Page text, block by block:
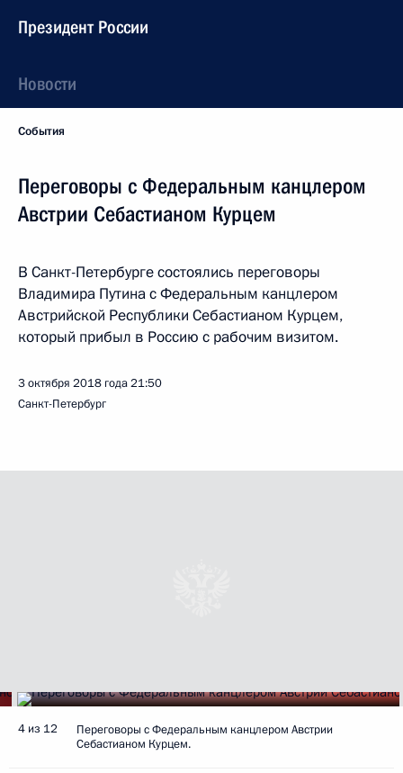
Президент России
Новости
События
Переговоры с Федеральным канцлером
Австрии Себастианом Курцем
В Санкт-Петербурге состоялись переговоры
Владимира Путина с Федеральным канцлером
Австрийской Республики Себастианом Курцем,
который прибыл в Россию с рабочим визитом.
3 октября 2018 года21:50
Санкт-Петербург
4 из 12
Переговоры с Федеральным канцлером Австрии
Себастианом Курцем.